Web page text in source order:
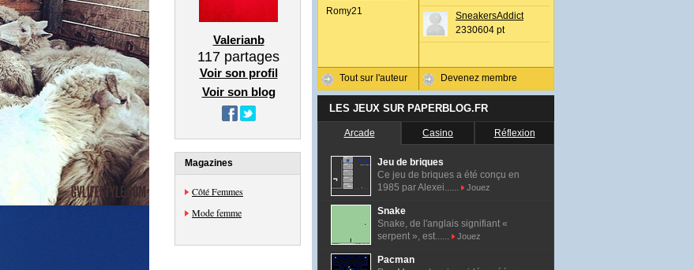
Valerianb
117 partages
Voir son profil
Voir son blog
Magazines
Côté Femmes
Mode femme
Romy21
Tout sur l'auteur
SneakersAddict
2330604 pt
Devenez membre
LES JEUX SUR PAPERBLOG.FR
Arcade Casino Réflexion
Jeu de briques
Ce jeu de briques a été conçu en
1985 par Alexei......
Jouez
Snake
Snake, de l'anglais signifiant «
serpent », est......
Jouez
Pacman